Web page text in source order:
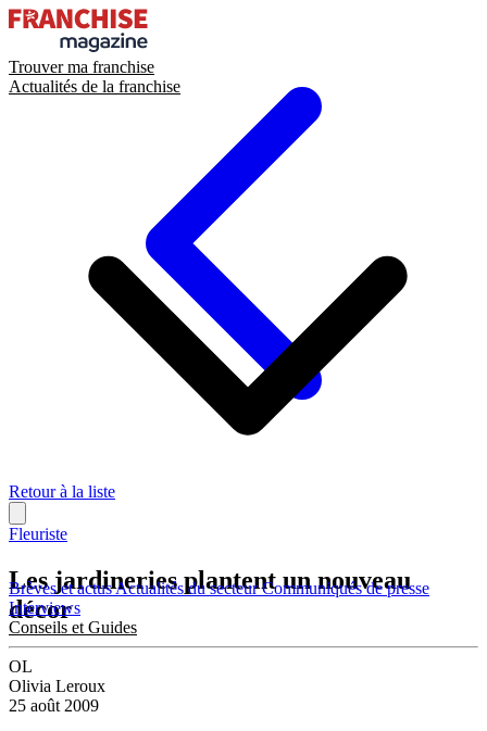
Trouver ma franchise
Actualités de la franchise
Brèves et actusActualités du secteurCommuniqués de presse
Interviews
Conseils et Guides
Retour à la liste
Fleuriste
Les jardineries plantent un nouveau
décor
OL
Olivia Leroux
25 août 2009